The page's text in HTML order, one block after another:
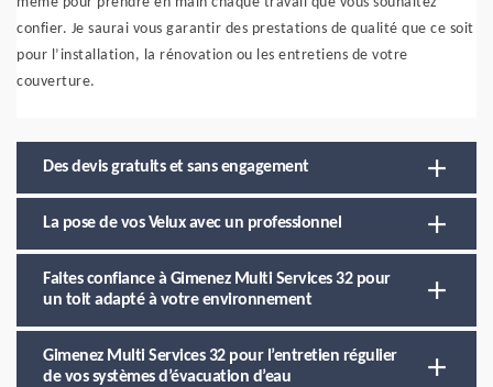
confier. Je saurai vous garantir des prestations de qualité que ce soit
pour l’installation, la rénovation ou les entretiens de votre
couverture.
Des devis gratuits et sans engagement
La pose de vos Velux avec un professionnel
Faites confiance à Gimenez Multi Services 32 pour
un toit adapté à votre environnement
Gimenez Multi Services 32 pour l’entretien régulier
de vos systèmes d’évacuation d’eau